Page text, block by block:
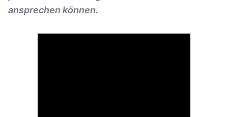
ansprechen können.